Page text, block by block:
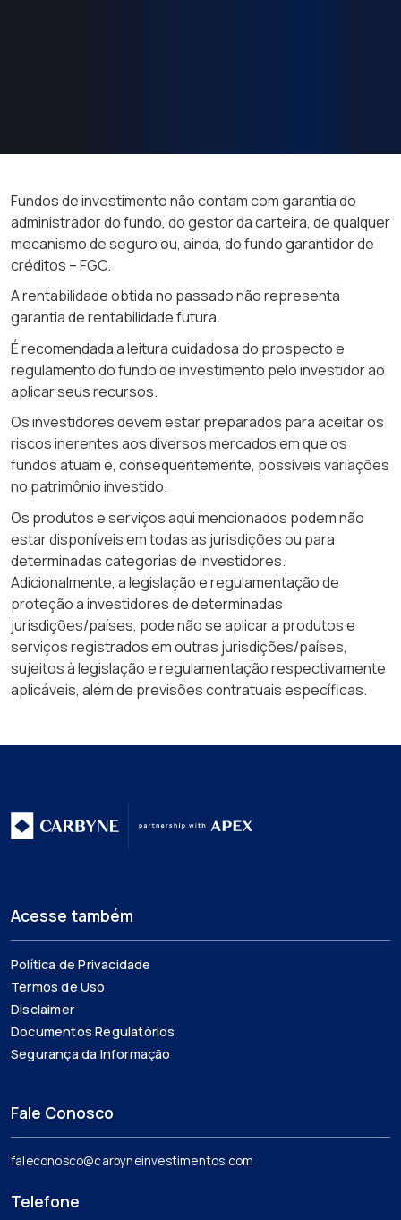
Fundos de investimento não contam com garantia do
administrador do fundo, do gestor da carteira, de qualquer
mecanismo de seguro ou, ainda, do fundo garantidor de
créditos – FGC.
A rentabilidade obtida no passado não representa
garantia de rentabilidade futura.
É recomendada a leitura cuidadosa do prospecto e
regulamento do fundo de investimento pelo investidor ao
aplicar seus recursos.
Os investidores devem estar preparados para aceitar os
riscos inerentes aos diversos mercados em que os
fundos atuam e, consequentemente, possíveis variações
no patrimônio investido.
Os produtos e serviços aqui mencionados podem não
estar disponíveis em todas as jurisdições ou para
determinadas categorias de investidores.
Adicionalmente, a legislação e regulamentação de
proteção a investidores de determinadas
jurisdições/países, pode não se aplicar a produtos e
serviços registrados em outras jurisdições/países,
sujeitos à legislação e regulamentação respectivamente
aplicáveis, além de previsões contratuais específicas.
Acesse também
Política de Privacidade
Termos de Uso
Disclaimer
Documentos Regulatórios
Segurança da Informação
Fale Conosco
faleconosco@carbyneinvestimentos.com
Telefone